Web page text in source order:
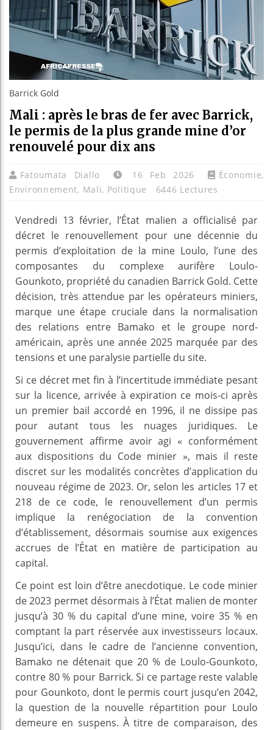
Barrick Gold
Mali : après le bras de fer avec Barrick,
le permis de la plus grande mine d’or
renouvelé pour dix ans
Fatoumata Diallo 16 Feb 2026 Économie,
Environnement, Mali, Politique 6446 Lectures
Vendredi 13 février, l’État malien a officialisé par
décret le renouvellement pour une décennie du
permis d’exploitation de la mine Loulo, l’une des
composantes du complexe aurifère Loulo-
Gounkoto, propriété du canadien Barrick Gold. Cette
décision, très attendue par les opérateurs miniers,
marque une étape cruciale dans la normalisation
des relations entre Bamako et le groupe nord-
américain, après une année 2025 marquée par des
tensions et une paralysie partielle du site.
Si ce décret met fin à l’incertitude immédiate pesant
sur la licence, arrivée à expiration ce mois-ci après
un premier bail accordé en 1996, il ne dissipe pas
pour autant tous les nuages juridiques. Le
gouvernement affirme avoir agi « conformément
aux dispositions du Code minier », mais il reste
discret sur les modalités concrètes d’application du
nouveau régime de 2023. Or, selon les articles 17 et
218 de ce code, le renouvellement d’un permis
implique la renégociation de la convention
d’établissement, désormais soumise aux exigences
accrues de l’État en matière de participation au
capital.
Ce point est loin d’être anecdotique. Le code minier
de 2023 permet désormais à l’État malien de monter
jusqu’à 30 % du capital d’une mine, voire 35 % en
comptant la part réservée aux investisseurs locaux.
Jusqu’ici, dans le cadre de l’ancienne convention,
Bamako ne détenait que 20 % de Loulo-Gounkoto,
contre 80 % pour Barrick. Si ce partage reste valable
pour Gounkoto, dont le permis court jusqu’en 2042,
la question de la nouvelle répartition pour Loulo
demeure en suspens. À titre de comparaison, des